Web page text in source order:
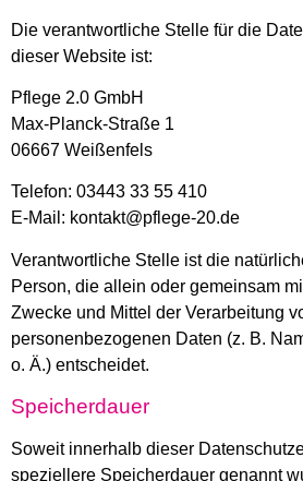
Die verantwortliche Stelle für die
dieser Website ist:
Pflege 2.0 GmbH
Max-Planck-Straße 1
06667 Weißenfels
Telefon: 03443 33 55 410
E-Mail: kontakt@pflege-20.de
Verantwortliche Stelle ist die
Person, die allein oder gemeinsam
Zwecke und Mittel der Verarbeitung
personenbezogenen Daten (z. B.
o. Ä.) entscheidet.
Speicherdauer
Soweit innerhalb dieser
speziellere Speicherdauer genannt